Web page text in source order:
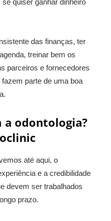
quiser ganhar dinheiro
das finanças, ter
treinar bem os
parceiros e fornecedores
parte de uma boa
odontologia?
até aqui, o
e a credibilidade
devem ser trabalhados
prazo.